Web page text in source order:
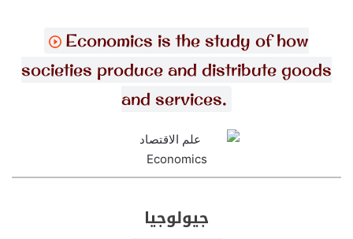
Economics is the study of how
societies produce and distribute goods
and services.
جيولوجيا